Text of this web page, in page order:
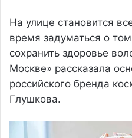
На улице становится
время задуматься о
сохранить здоровье
Москве» рассказала
российского бренда
Глушкова.